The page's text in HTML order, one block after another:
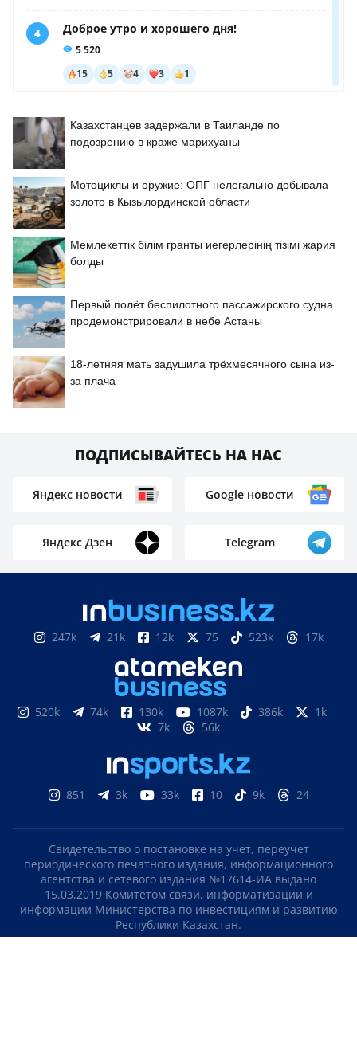
Казахстанцев задержали в Таиланде по
подозрению в краже марихуаны
Мотоциклы и оружие: ОПГ нелегально добывала
золото в Кызылординской области
Мемлекеттік білім гранты иегерлерінің тізімі жария
болды
Первый полёт беспилотного пассажирского судна
продемонстрировали в небе Астаны
18-летняя мать задушила трёхмесячного сына из-
за плача
ПОДПИСЫВАЙТЕСЬ НА НАС
Яндекс новости Google новости
Яндекс Дзен Telegram
247k 21k 12k 75 523k 17k
520k 74k 130k 1087k 386k
1k
7k
56k
851 3k 33k 10 9k 24
Свидетельство о постановке на учет, переучет
периодического печатного издания, информационного
агентства и сетевого издания №17614-ИА выдано
15.03.2019 Комитетом связи, информатизации и
информации Министерства по инвестициям и развитию
Республики Казахстан.